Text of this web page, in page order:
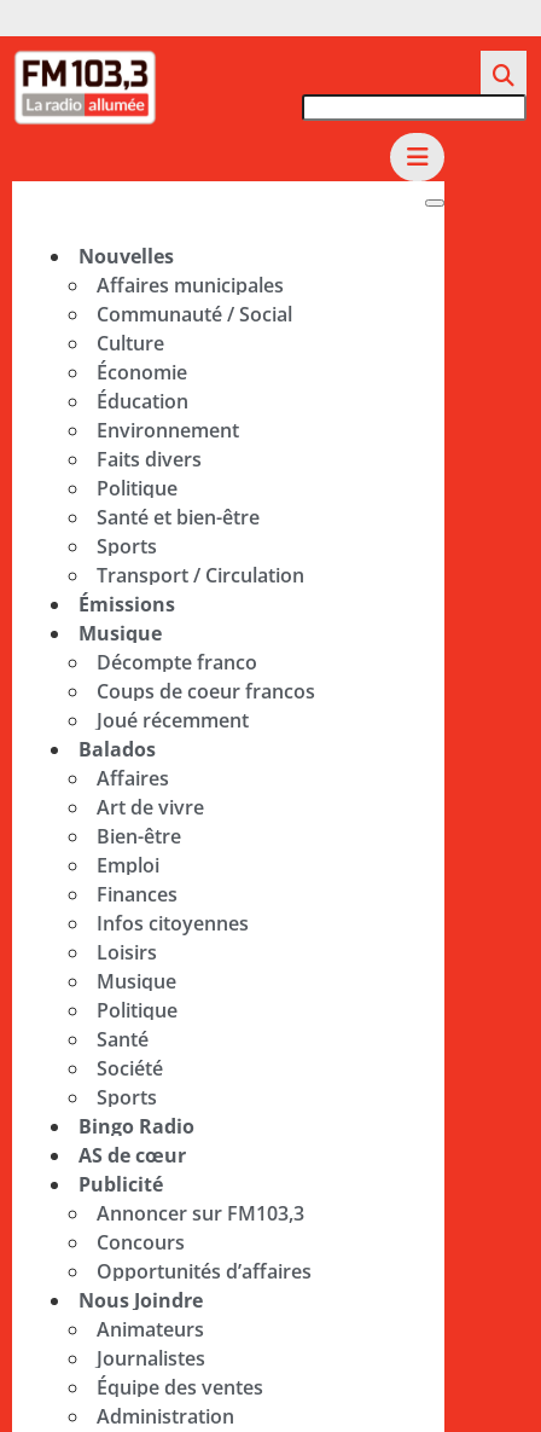
Nouvelles
Affaires municipales
Communauté / Social
Culture
Économie
Éducation
Environnement
Faits divers
Politique
Santé et bien-être
Sports
Transport / Circulation
Émissions
Musique
Décompte franco
Coups de coeur francos
Joué récemment
Balados
Affaires
Art de vivre
Bien-être
Emploi
Finances
Infos citoyennes
Loisirs
Musique
Politique
Santé
Société
Sports
Bingo Radio
AS de cœur
Publicité
Annoncer sur FM103,3
Concours
Opportunités d’affaires
Nous Joindre
Animateurs
Journalistes
Équipe des ventes
Administration